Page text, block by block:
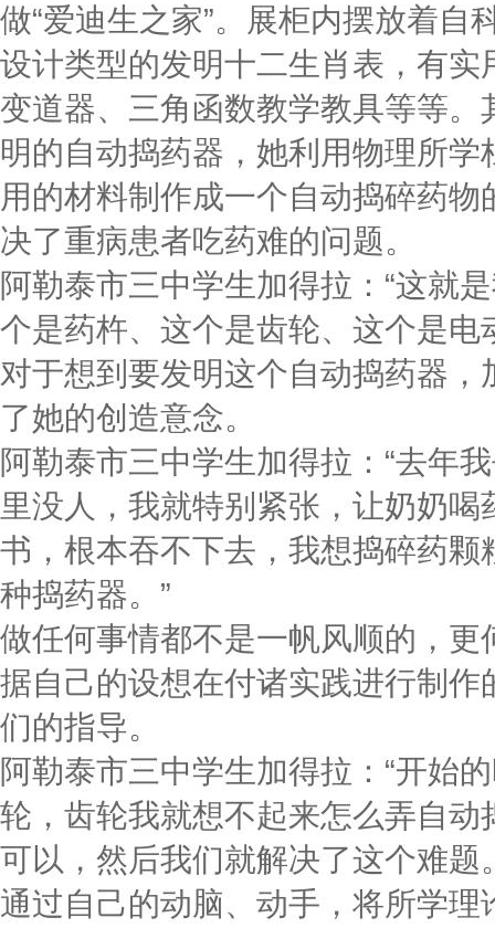
做“爱迪生之家”。展柜内摆放着
设计类型的发明十二生肖表，有
变道器、三角函数教学教具等等
明的自动捣药器，她利用物理所
用的材料制作成一个自动捣碎药
决了重病患者吃药难的问题。
阿勒泰市三中学生加得拉：“这就
个是药杵、这个是齿轮、这个是电
对于想到要发明这个自动捣药器
了她的创造意念。
阿勒泰市三中学生加得拉：“去年
里没人，我就特别紧张，让奶奶
书，根本吞不下去，我想捣碎药
种捣药器。”
做任何事情都不是一帆风顺的，
据自己的设想在付诸实践进行制
们的指导。
阿勒泰市三中学生加得拉：“开始
轮，齿轮我就想不起来怎么弄自
可以，然后我们就解决了这个难题
通过自己的动脑、动手，将所学